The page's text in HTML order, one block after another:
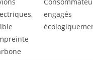
engagés